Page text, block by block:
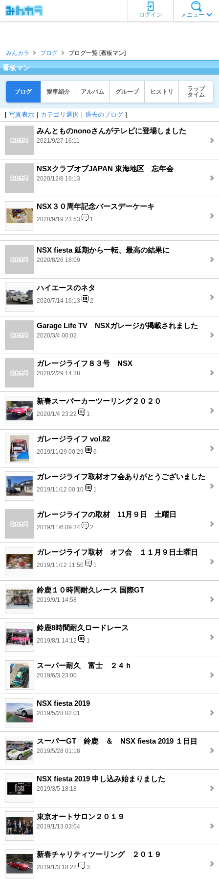
メニュー
ログイン
みんカラ ブログ ブログ一覧 [看板マン]
看板マン
ブログ 愛車紹介 アルバム グループ ヒストリ
ラップ
タイム
[ 写真表示 ｜ カテゴリ選択 ｜ 過去のブログ ]
みんとものnonoさんがテレビに登場しました
2021/9/27 16:11
NSXクラブオブJAPAN 東海地区 忘年会
2020/12/8 16:13
NSX３０周年記念バースデーケーキ
2020/9/19 23:53 1
NSX fiesta 延期から一転、最高の結果に
2020/8/26 18:09
ハイエースのネタ
2020/7/14 16:13 2
Garage Life TV NSXガレージが掲載されました
2020/3/4 00:02
ガレージライフ８３号 NSX
2020/2/29 14:38
新春スーパーカーツーリング２０２０
2020/1/4 23:22 1
ガレージライフ vol.82
2019/11/29 00:29 6
ガレージライフ取材オフ会ありがとうございました
2019/11/12 00:10 1
ガレージライフの取材 11月９日 土曜日
2019/11/6 09:34 2
ガレージライフ取材 オフ会 １１月９日土曜日
2019/11/12 11:50 1
鈴鹿１０時間耐久レース 国際GT
2019/9/1 14:58
鈴鹿8時間耐久ロードレース
2019/8/1 14:12 1
スーパー耐久 富士 ２４ｈ
2019/6/3 23:00
NSX fiesta 2019
2019/5/28 02:01
スーパーGT 鈴鹿 ＆ NSX fiesta 2019 １日目
2019/5/28 01:18
NSX fiesta 2019 申し込み始まりました
2019/3/5 18:18
東京オートサロン２０１９
2019/1/13 03:04
新春チャリティツーリング ２０１９
2019/1/3 18:22 3